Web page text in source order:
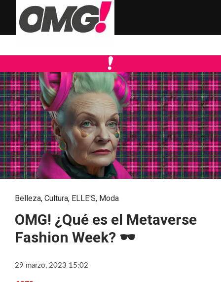
Belleza, Cultura, ELLE'S, Moda
OMG! ¿Qué es el Metaverse
Fashion Week? 🕶
29 marzo, 2023 15:02